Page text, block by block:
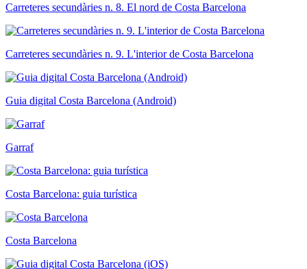
Carreteres secundàries n. 8. El nord de Costa Barcelona
Carreteres secundàries n. 9. L'interior de Costa Barcelona
Guia digital Costa Barcelona (Android)
Garraf
Costa Barcelona: guia turística
Costa Barcelona